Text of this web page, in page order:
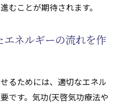
むことが期待されます。
エネルギーの流れを作
るためには、適切なエネル
です。気功(天啓気功療法や